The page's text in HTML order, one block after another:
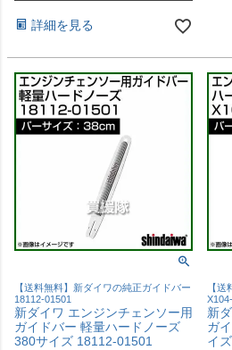
詳細を見る
【送料無料】新ダイワの純正ガイドバー
18112-01501
新ダイワ エンジンチェンソー用
ガイドバー 軽量ハードノーズ
380サイズ 18112-01501
【
新
ガ
イ